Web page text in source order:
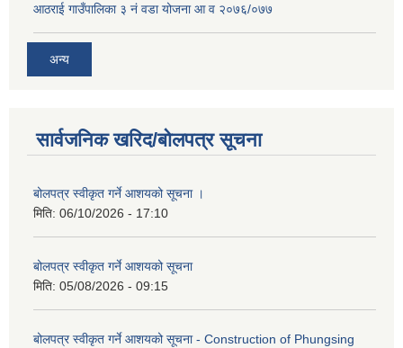
आठराई गाउँपालिका ३ नं वडा योजना आ व २०७६/०७७
अन्य
सार्वजनिक खरिद/बोलपत्र सूचना
बोलपत्र स्वीकृत गर्ने आशयको सूचना ।
मिति: 06/10/2026 - 17:10
बोलपत्र स्वीकृत गर्ने आशयको सूचना
मिति: 05/08/2026 - 09:15
बोलपत्र स्वीकृत गर्ने आशयको सूचना - Construction of Phungsing